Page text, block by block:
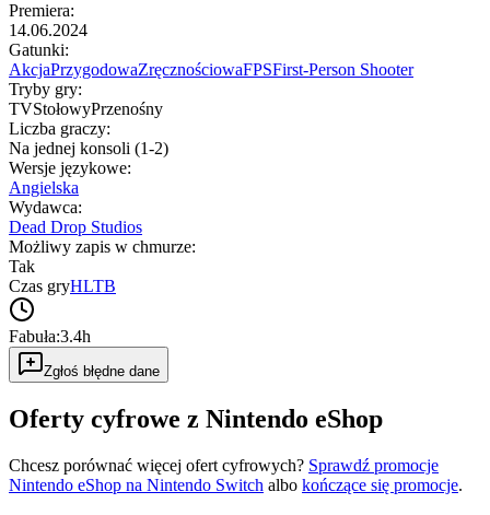
Premiera:
14.06.2024
Gatunki:
AkcjaPrzygodowaZręcznościowaFPSFirst-Person Shooter
Tryby gry:
TVStołowyPrzenośny
Liczba graczy:
Na jednej konsoli (1-2)
Wersje językowe:
Angielska
Wydawca:
Dead Drop Studios
Możliwy zapis w chmurze:
Tak
Czas gryHLTB
Fabuła:3.4h
Zgłoś błędne dane
Oferty cyfrowe z Nintendo eShop
Chcesz porównać więcej ofert cyfrowych? Sprawdź promocje
Nintendo eShop na Nintendo Switch albo kończące się promocje.